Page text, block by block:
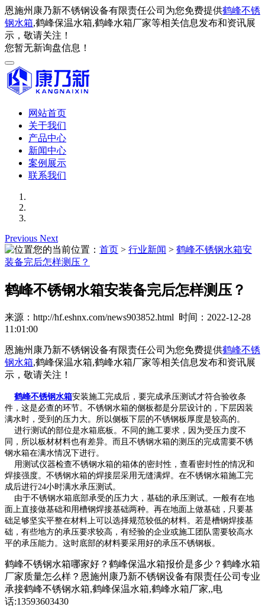
恩施州康乃新不锈钢设备有限责任公司为您免费提供鹤峰不锈
钢水箱,鹤峰保温水箱,鹤峰水箱厂家等相关信息发布和资讯展
示，敬请关注！
您暂无新询盘信息！
网站首页
关于我们
产品中心
新闻中心
案例展示
联系我们
Previous Next
您的当前位置： 首页 > 行业新闻 > 鹤峰不锈钢水箱安
装备完后怎样测压？
鹤峰不锈钢水箱安装备完后怎样测压？
来源：http://hf.eshnx.com/news903852.html 时间：2022-12-28
11:01:00
恩施州康乃新不锈钢设备有限责任公司为您免费提供鹤峰不锈
钢水箱,鹤峰保温水箱,鹤峰水箱厂家等相关信息发布和资讯展
示，敬请关注！
鹤峰不锈钢水箱安装施工完成后，要完成承压测试才符合验收条
件，这是必查的环节。不锈钢水箱的侧板都是分层设计的，下层因装
满水时，受到的压力大。所以侧板下层的不锈钢板厚度是较高的。
进行测试的部位是水箱底板。不同的施工要求，因为受压力度不
同，所以板材材料也有差异。而且不锈钢水箱的测压的完成需要不锈
钢水箱在满水情况下进行。
用测试仪器检查不锈钢水箱的箱体的密封性，查看密封性的情况和
焊接强度。不锈钢水箱的焊接层采用无缝满焊。在不锈钢水箱施工完
成后进行24小时满水承压测试。
由于不锈钢水箱底部承受的压力大，基础的承压测试。一般有在地
面上直接做基础和用槽钢焊接基础两种。再在地面上做基础，只要基
础足够坚实平整在材料上可以选择规范较低的材料。若是槽钢焊接基
础，有些地方的承压要求较高，有经验的企业或施工团队需要较高水
平的承压能力。这时底部的材料要采用好的承压不锈钢板。
鹤峰不锈钢水箱哪家好？鹤峰保温水箱报价是多少？鹤峰水箱
厂家质量怎么样？恩施州康乃新不锈钢设备有限责任公司专业
承接鹤峰不锈钢水箱,鹤峰保温水箱,鹤峰水箱厂家,,电
话:13593603430